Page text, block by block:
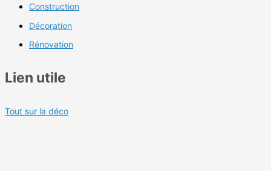
Construction
Décoration
Rénovation
Lien utile
Tout sur la déco